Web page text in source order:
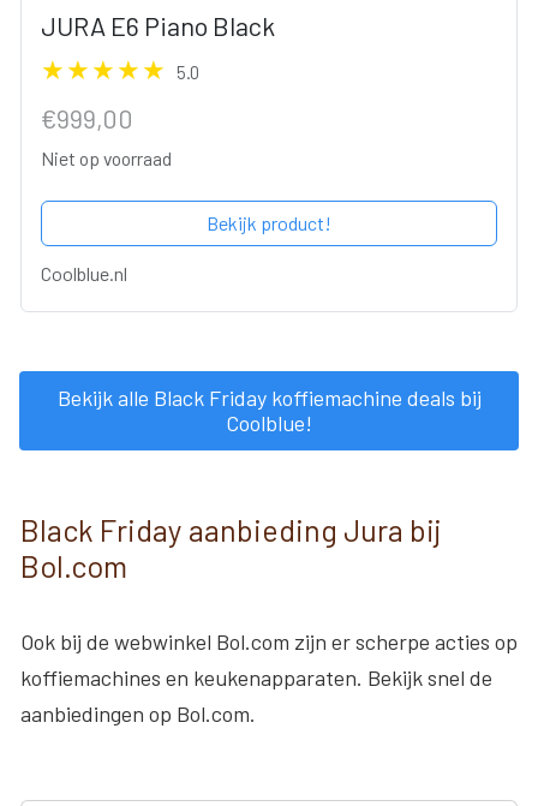
JURA E6 Piano Black
5.0
€999,00
Niet op voorraad
Bekijk product!
Coolblue.nl
Bekijk alle Black Friday koffiemachine deals bij
Coolblue!
Black Friday aanbieding Jura bij
Bol.com
Ook bij de webwinkel Bol.com zijn er scherpe acties op
koffiemachines en keukenapparaten. Bekijk snel de
aanbiedingen op Bol.com.